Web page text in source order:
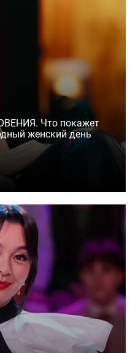
Что покажет
женский день